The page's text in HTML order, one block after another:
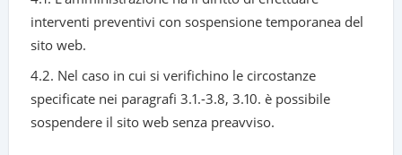
interventi preventivi con sospensione temporanea del
sito web.
4.2. Nel caso in cui si verifichino le circostanze
specificate nei paragrafi 3.1.-3.8, 3.10. è possibile
sospendere il sito web senza preavviso.